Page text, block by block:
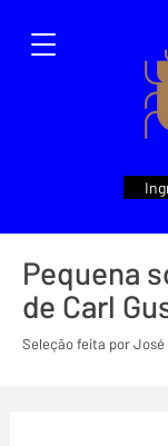
Pequena
de Carl
Seleção feita por